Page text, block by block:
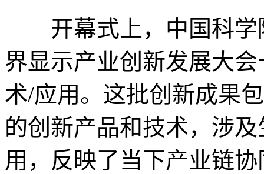
开幕式上，中国科学
界显示产业创新发展大
术/应用。这批创新成果
的创新产品和技术，涉
用，反映了当下产业链